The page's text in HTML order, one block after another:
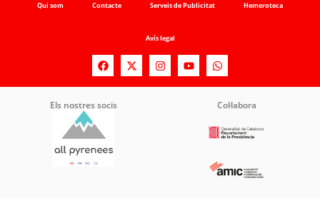
Qui som Contacte Serveis de Publicitat Hemeroteca
Avís legal
Els nostres socis Col·labora